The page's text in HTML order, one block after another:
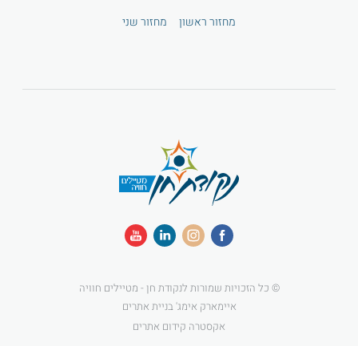
מחזור ראשון מחזור שני
© כל הזכויות שמורות לנקודת חן - מטיילים חוויה
איימארק אימג' בניית אתרים
אקסטרה קידום אתרים